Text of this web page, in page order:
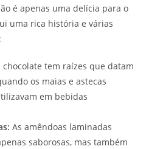
é apenas uma delícia para o
uma rica história e várias
chocolate tem raízes que datam
os maias e astecas
em bebidas
As amêndoas laminadas
saborosas, mas também